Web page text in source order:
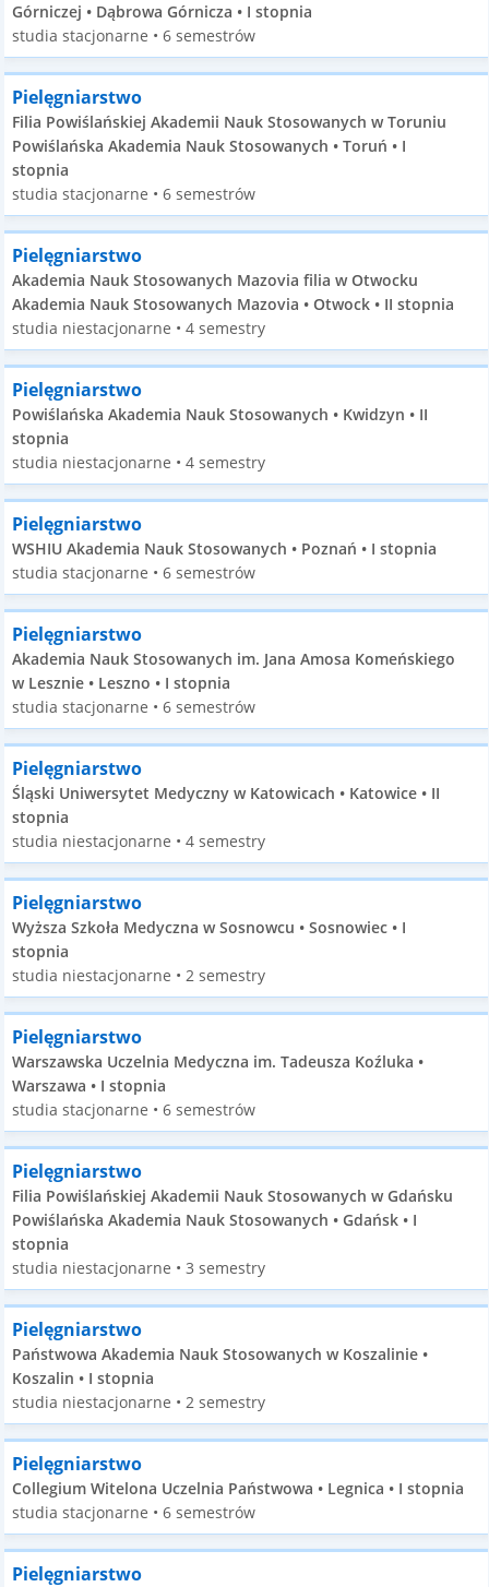
Górniczej • Dąbrowa Górnicza • I stopnia
studia stacjonarne • 6 semestrów
Pielęgniarstwo
Filia Powiślańskiej Akademii Nauk Stosowanych w Toruniu
Powiślańska Akademia Nauk Stosowanych • Toruń • I
stopnia
studia stacjonarne • 6 semestrów
Pielęgniarstwo
Akademia Nauk Stosowanych Mazovia filia w Otwocku
Akademia Nauk Stosowanych Mazovia • Otwock • II stopnia
studia niestacjonarne • 4 semestry
Pielęgniarstwo
Powiślańska Akademia Nauk Stosowanych • Kwidzyn • II
stopnia
studia niestacjonarne • 4 semestry
Pielęgniarstwo
WSHIU Akademia Nauk Stosowanych • Poznań • I stopnia
studia stacjonarne • 6 semestrów
Pielęgniarstwo
Akademia Nauk Stosowanych im. Jana Amosa Komeńskiego
w Lesznie • Leszno • I stopnia
studia stacjonarne • 6 semestrów
Pielęgniarstwo
Śląski Uniwersytet Medyczny w Katowicach • Katowice • II
stopnia
studia niestacjonarne • 4 semestry
Pielęgniarstwo
Wyższa Szkoła Medyczna w Sosnowcu • Sosnowiec • I
stopnia
studia niestacjonarne • 2 semestry
Pielęgniarstwo
Warszawska Uczelnia Medyczna im. Tadeusza Koźluka •
Warszawa • I stopnia
studia stacjonarne • 6 semestrów
Pielęgniarstwo
Filia Powiślańskiej Akademii Nauk Stosowanych w Gdańsku
Powiślańska Akademia Nauk Stosowanych • Gdańsk • I
stopnia
studia niestacjonarne • 3 semestry
Pielęgniarstwo
Państwowa Akademia Nauk Stosowanych w Koszalinie •
Koszalin • I stopnia
studia niestacjonarne • 2 semestry
Pielęgniarstwo
Collegium Witelona Uczelnia Państwowa • Legnica • I stopnia
studia stacjonarne • 6 semestrów
Pielęgniarstwo